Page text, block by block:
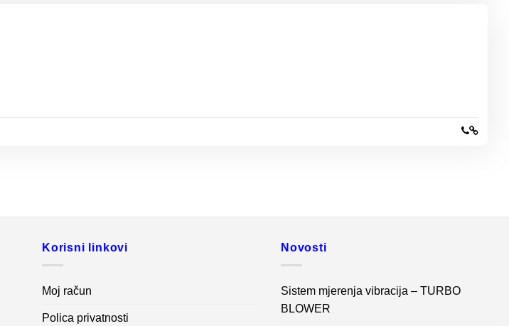
Korisni linkovi
Moj račun
Polica privatnosti
Novosti
Sistem mjerenja vibracija – TURBO
BLOWER